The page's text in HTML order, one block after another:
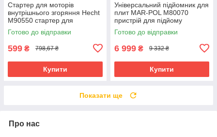
Стартер для моторів
внутрішнього згоряння Hecht
M90550 стартер для
моделей Güde ECO Wheeler
riven
Готово до відправки
599 ₴ 798,67 ₴
Купити
Універсальний підйомник для
плит MAR-POL M80070
пристрій для підйому
штукатурних плит riven
Готово до відправки
6 999 ₴ 9 332 ₴
Купити
Показати ще
Про нас